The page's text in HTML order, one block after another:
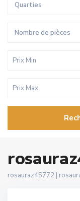
Quarties
Nombre de pièces
rosauraz45772 |